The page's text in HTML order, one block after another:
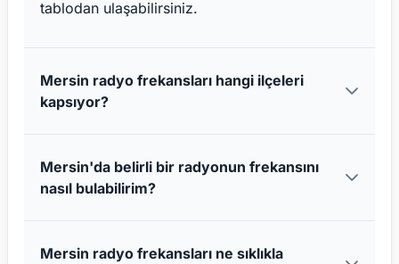
tablodan ulaşabilirsiniz.
Mersin radyo frekansları hangi ilçeleri
kapsıyor?
Mersin'da belirli bir radyonun frekansını
nasıl bulabilirim?
Mersin radyo frekansları ne sıklıkla